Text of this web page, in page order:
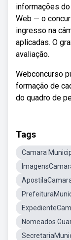
informações
Web — o
ingresso na
aplicadas. O
avaliação.
Webconcurso
formação de
do quadro de
Tags
Camara
Nomeados